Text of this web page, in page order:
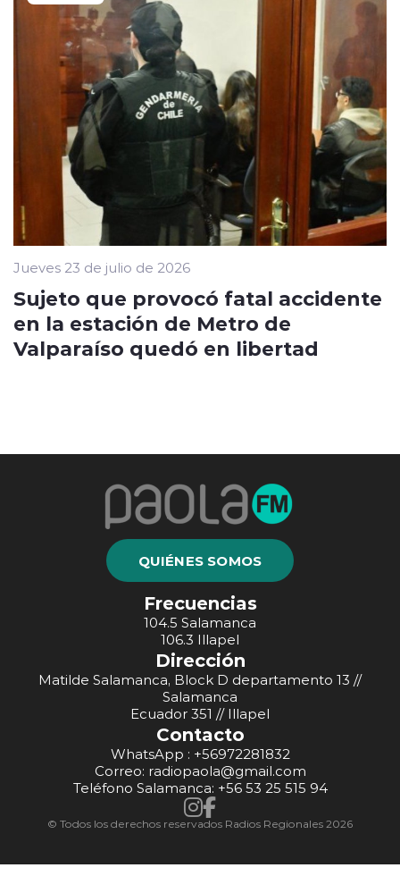
Jueves 23 de julio de 2026
Sujeto que provocó fatal accidente
en la estación de Metro de
Valparaíso quedó en libertad
QUIÉNES SOMOS
Frecuencias
104.5 Salamanca
106.3 Illapel
Dirección
Matilde Salamanca, Block D departamento 13 //
Salamanca
Ecuador 351 // Illapel
Contacto
WhatsApp : +56972281832
Correo: radiopaola@gmail.com
Teléfono Salamanca: +56 53 25 515 94
© Todos los derechos reservados Radios Regionales 2026